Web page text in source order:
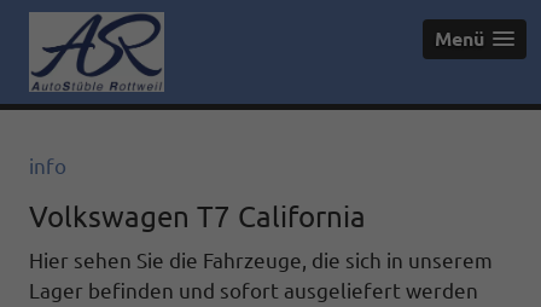
Menü
info
Volkswagen T7 California
Hier sehen Sie die Fahrzeuge, die sich in unserem
Lager befinden und sofort ausgeliefert werden